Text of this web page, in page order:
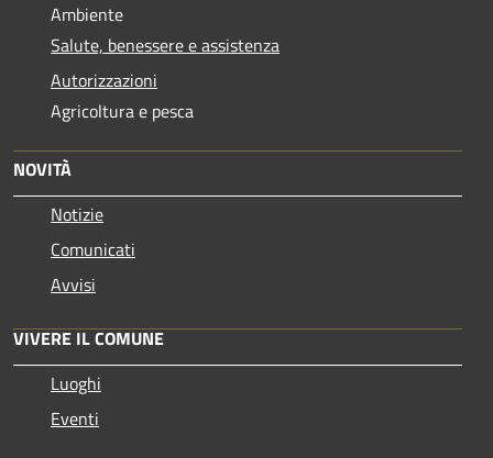
Ambiente
Salute, benessere e assistenza
Autorizzazioni
Agricoltura e pesca
NOVITÀ
Notizie
Comunicati
Avvisi
VIVERE IL COMUNE
Luoghi
Eventi